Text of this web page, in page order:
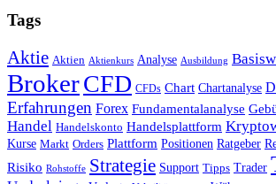
Tags
Aktie Aktien Aktienkurs Analyse Ausbildung
BrokerCFD CFDs Chart Chartanalyse
Erfahrungen Forex Fundamentalanalyse
Handel Handelskonto Handelsplattform
Kurse Markt Orders Plattform Positionen Ratgeber
Risiko Rohstoffe Strategie Support Tipps Trader